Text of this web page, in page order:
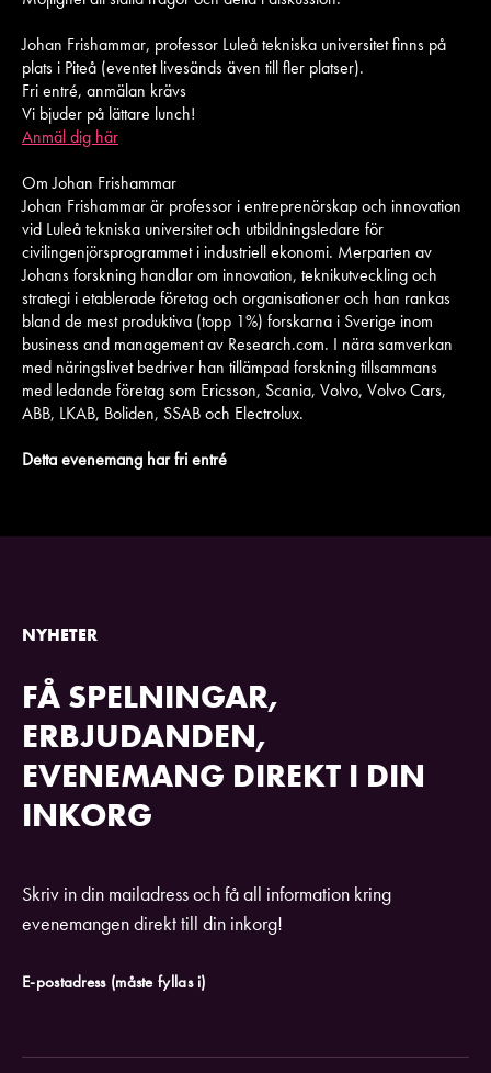
Johan Frishammar, professor Luleå tekniska universitet finns på
plats i Piteå (eventet livesänds även till fler platser).
Fri entré, anmälan krävs
Vi bjuder på lättare lunch!
Anmäl dig här
Om Johan Frishammar
Johan Frishammar är professor i entreprenörskap och innovation
vid Luleå tekniska universitet och utbildningsledare för
civilingenjörsprogrammet i industriell ekonomi. Merparten av
Johans forskning handlar om innovation, teknikutveckling och
strategi i etablerade företag och organisationer och han rankas
bland de mest produktiva (topp 1%) forskarna i Sverige inom
business and management av Research.com. I nära samverkan
med näringslivet bedriver han tillämpad forskning tillsammans
med ledande företag som Ericsson, Scania, Volvo, Volvo Cars,
ABB, LKAB, Boliden, SSAB och Electrolux.
Detta evenemang har fri entré
NYHETER
FÅ SPELNINGAR,
ERBJUDANDEN,
EVENEMANG DIREKT I DIN
INKORG
Skriv in din mailadress och få all information kring
evenemangen direkt till din inkorg!
E-postadress (måste fyllas i)